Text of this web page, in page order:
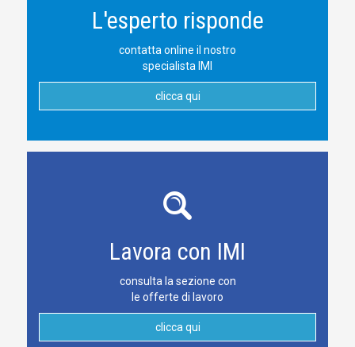
L'esperto risponde
contatta online il nostro
specialista IMI
clicca qui
Lavora con IMI
consulta la sezione con
le offerte di lavoro
clicca qui